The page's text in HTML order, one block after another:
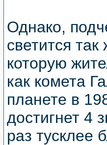
Однако,
светится
которую
как комета
планете в
достигнет 4
раз тусклее